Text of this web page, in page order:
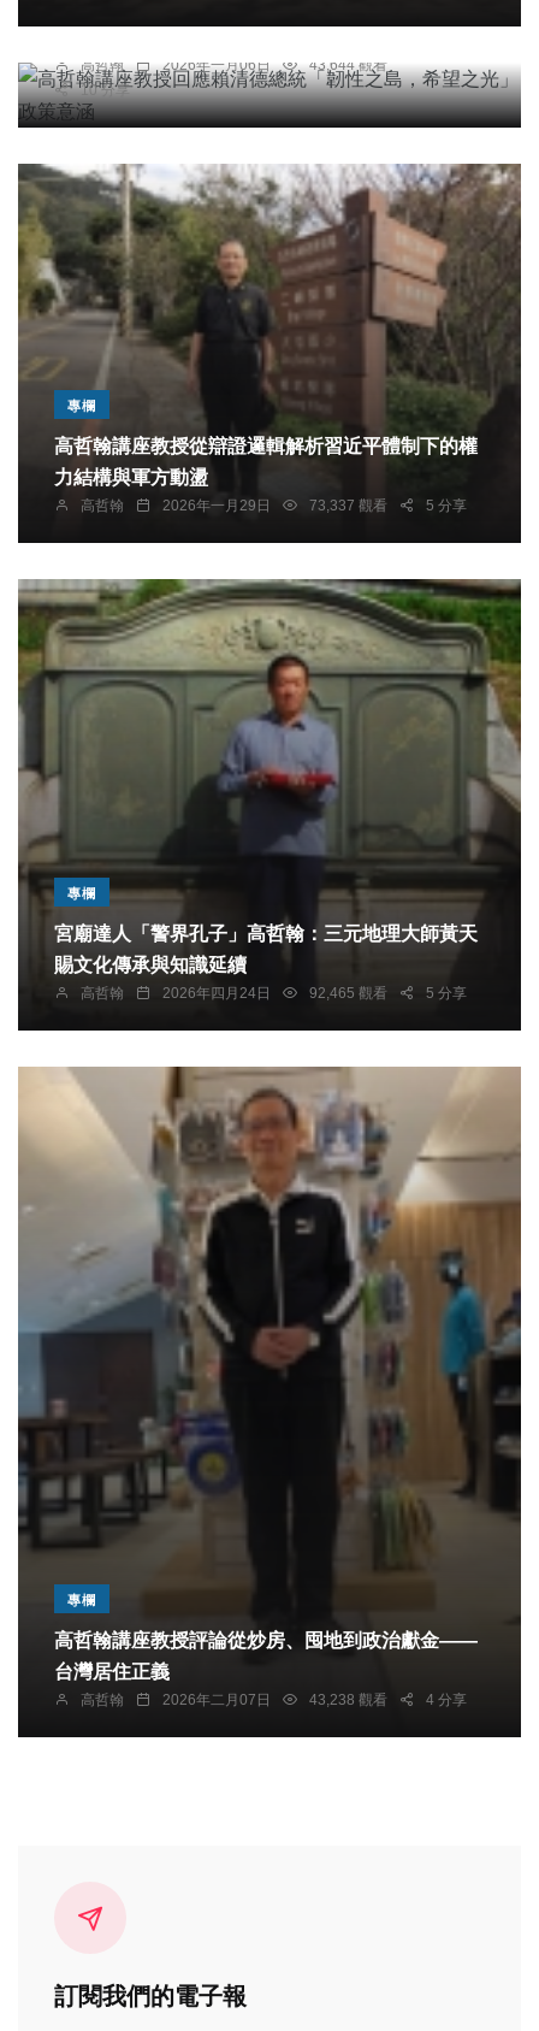
高哲翰 2026年一月06日
43,644 觀看
10 分享
專欄
高哲翰講座教授從辯證邏輯解析習近平體制下的權
力結構與軍方動盪
高哲翰 2026年一月29日 73,337 觀看 5 分享
專欄
宮廟達人「警界孔子」高哲翰：三元地理大師黃天
賜文化傳承與知識延續
高哲翰 2026年四月24日 92,465 觀看 5 分享
專欄
高哲翰講座教授評論從炒房、囤地到政治獻金——
台灣居住正義
高哲翰 2026年二月07日 43,238 觀看 4 分享
訂閱我們的電子報